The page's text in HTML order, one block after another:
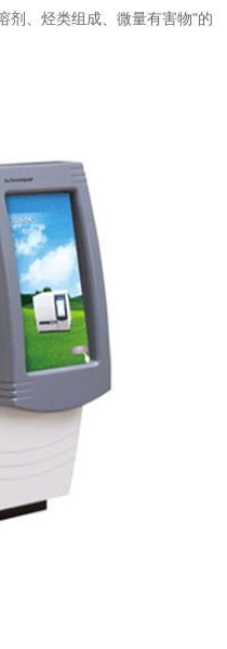
、烃类组成、微量有害物"的